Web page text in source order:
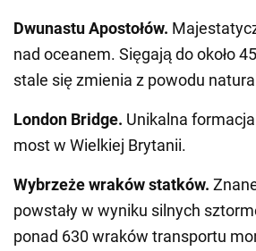
Dwunastu Apostołów.
nad oceanem. Sięgają do około
stale się zmienia z powodu
London Bridge. Unikalna
most w Wielkiej Brytanii.
Wybrzeże wraków statków.
powstały w wyniku silnych
ponad 630 wraków transportu